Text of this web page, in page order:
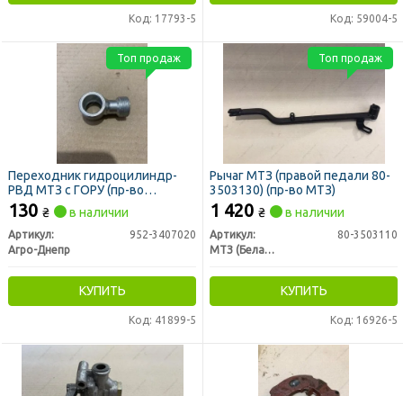
Код: 17793-5 Код: 59004-5
Переходник гидроцилиндр-
РВД МТЗ с ГОРУ (пр-во
Украина)
130 ₴ в наличии
Артикул:
952-3407020
Агро-Днепр
КУПИТЬ
Код: 41899-5
Топ продаж
Рычаг МТЗ (правой педали 80-
3503130) (пр-во МТЗ)
1 420 ₴ в наличии
Артикул:
80-3503110
МТЗ (Беларусь)
КУПИТЬ
Код: 16926-5
Топ продаж